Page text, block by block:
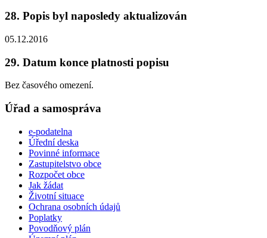
28. Popis byl naposledy aktualizován
05.12.2016
29. Datum konce platnosti popisu
Bez časového omezení.
Úřad a samospráva
e-podatelna
Úřední deska
Povinné informace
Zastupitelstvo obce
Rozpočet obce
Jak žádat
Životní situace
Ochrana osobních údajů
Poplatky
Povodňový plán